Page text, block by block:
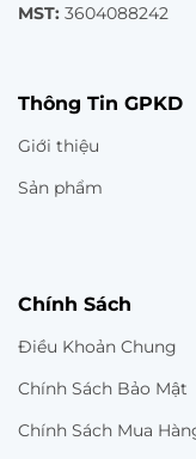
MST: 3604088242
Thông Tin GPKD
Giới thiệu
Sản phẩm
Chính Sách
Điều Khoản Chung
Chính Sách Bảo Mật
Chính Sách Mua